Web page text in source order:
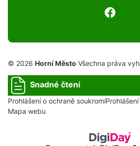
© 2026 Horní Město Všechna práva
Snadné čtení
Prohlášení o ochraně soukromí
Mapa webu